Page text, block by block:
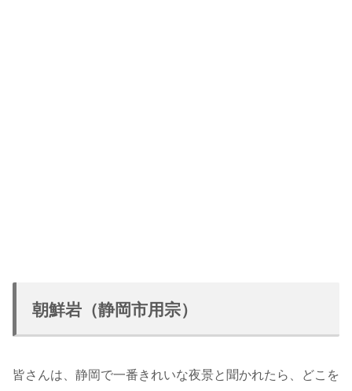
朝鮮岩（静岡市用宗）
皆さんは、静岡で一番きれいな夜景と聞かれたら、どこを